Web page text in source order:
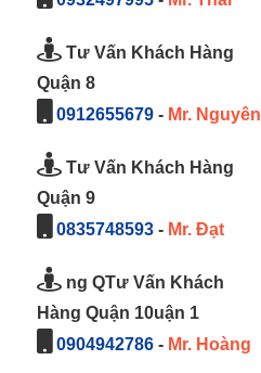
Tư Vấn Khách Hàng
Quận 8
0912655679- Mr. Nguyên
Tư Vấn Khách Hàng
Quận 9
0835748593- Mr. Đạt
ng QTư Vấn Khách
Hàng Quận 10uận 1
0904942786- Mr. Hoàng